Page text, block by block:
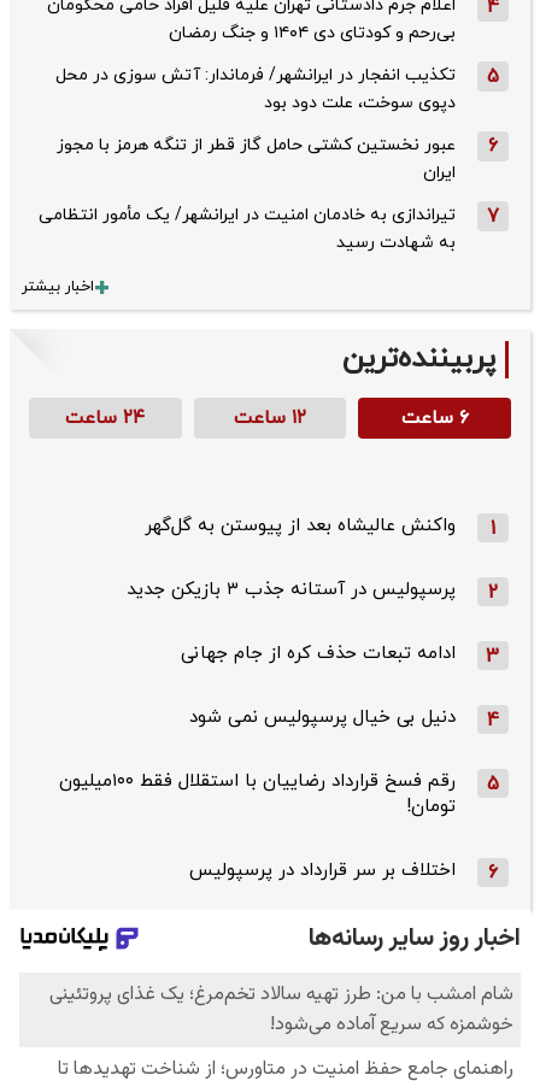
4
اعلام جرم دادستانی تهران علیه قلیل افراد حامی محکومان
بی‌رحم و کودتای دی‌ ۱۴۰۴ و جنگ رمضان
5
تکذیب ‌انفجار در ایرانشهر/ فرماندار: آتش سوزی در محل
دپوی سوخت، علت دود بود
6
عبور نخستین کشتی حامل گاز قطر از تنگه هرمز با مجوز
ایران
7
تیراندازی به خادمان امنیت در ایرانشهر/ یک مأمور انتظامی
به شهادت رسید
اخبار بیشتر
پربیننده‌ترین
۶ ساعت ۱۲ ساعت ۲۴ ساعت
1 واکنش عالیشاه بعد از پیوستن به گل‌گهر
2 پرسپولیس در آستانه جذب ۳ بازیکن جدید
3 ادامه تبعات حذف کره از جام جهانی
4 دنیل بی خیال پرسپولیس نمی شود
5
رقم فسخ قرارداد رضاییان با استقلال فقط ۱۰۰میلیون
تومان!
6 اختلاف بر سر قرارداد در پرسپولیس